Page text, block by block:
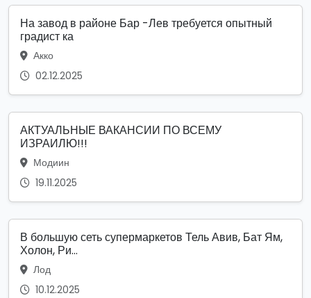
На завод в районе Бар -Лев требуется опытный
градист ка
Акко
02.12.2025
АКТУАЛЬНЫЕ ВАКАНСИИ ПО ВСЕМУ
ИЗРАИЛЮ!!!
Модиин
19.11.2025
В большую сеть супермаркетов Тель Авив, Бат Ям,
Холон, Ри...
Лод
10.12.2025